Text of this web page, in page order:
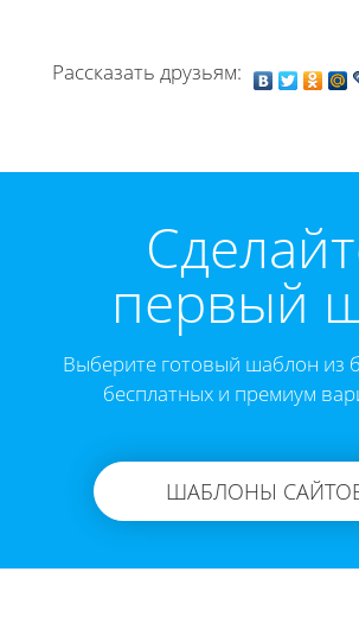
Рассказать друзьям:
первый
Выберите готовый шаблон из
бесплатных и премиум
ШАБЛОНЫ